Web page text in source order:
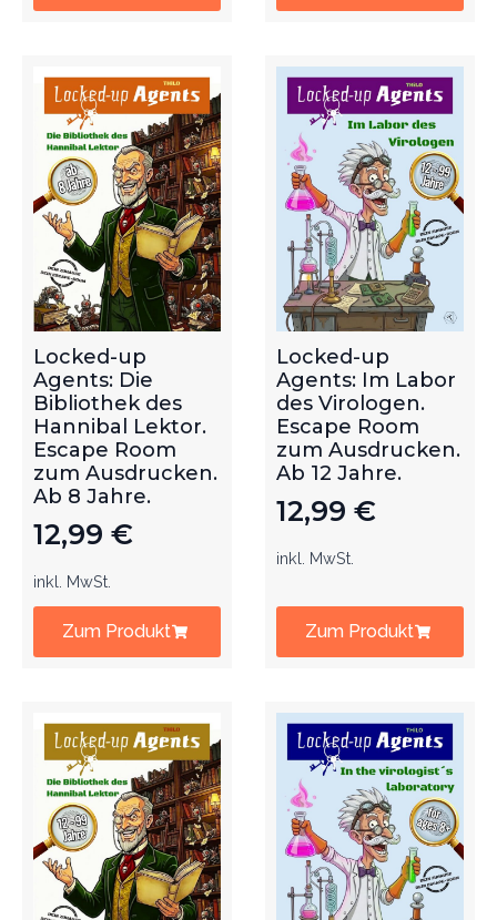
Locked-up
Agents: Die
Bibliothek des
Hannibal Lektor.
Escape Room
zum Ausdrucken.
Ab 8 Jahre.
12,99 €
inkl. MwSt.
Zum Produkt
Locked-up
Agents: Im Labor
des Virologen.
Escape Room
zum Ausdrucken.
Ab 12 Jahre.
12,99 €
inkl. MwSt.
Zum Produkt